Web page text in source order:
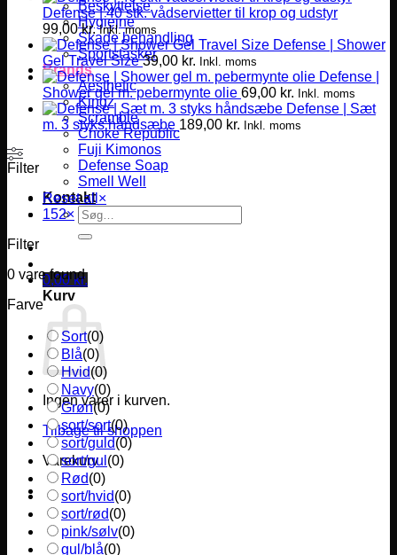
Beskyttelse
Hygiejne
Skade behandling
Sportstasker
Brands
Aesthetic
Kingz
Scramble
Choke Republic
Fuji Kimonos
Defense Soap
Smell Well
Kontakt
Søg
efter:
0,00 kr.
Kurv
Ingen varer i kurven.
Tilbage til shoppen
Varekurv
Defense | 40 stk. vådservietter til krop og udstyr
99,00kr. Inkl. moms
Defense | Shower
Gel Travel Size 39,00 kr. Inkl. moms
Defense |
Shower gel m. pebermynte olie 69,00 kr. Inkl. moms
Defense | Sæt
m. 3 styks håndsæbe 189,00 kr. Inkl. moms
Filter
Reset all ×
152×
Filter
0 vare found
Farve
Sort(0)
Blå(0)
Hvid(0)
Navy(0)
Grøn(0)
sort/sort(0)
sort/guld(0)
sort/gul (0)
Rød(0)
sort/hvid(0)
sort/rød(0)
pink/sølv(0)
gul/blå(0)